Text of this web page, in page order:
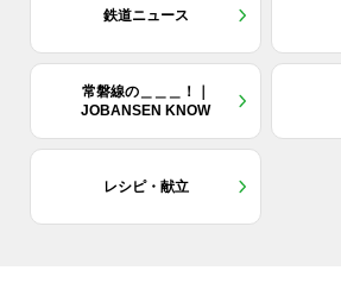
鉄道ニュース
常磐線の＿＿＿！｜
JOBANSEN KNOW
レシピ・献立